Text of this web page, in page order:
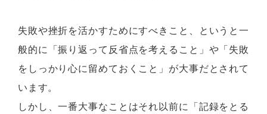
失敗や挫折を活かすためにすべきこと、というと一
般的に「振り返って反省点を考えること」や「失敗
をしっかり心に留めておくこと」が大事だとされて
います。
しかし、一番大事なことはそれ以前に「記録をとる